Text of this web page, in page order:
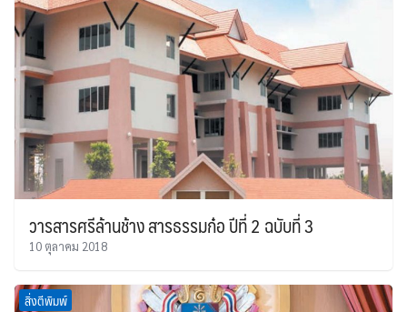
วารสารศรีล้านช้าง สารธรรมก๋อ ปีที่ 2 ฉบับที่ 3
10 ตุลาคม 2018
สิ่งตีพิมพ์